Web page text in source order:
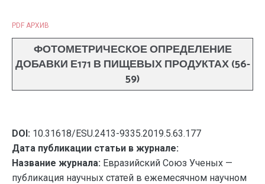
PDF АРХИВ
ФОТОМЕТРИЧЕСКОЕ ОПРЕДЕЛЕНИЕ
ДОБАВКИ Е171 В ПИЩЕВЫХ ПРОДУКТАХ (56-
59)
DOI: 10.31618/ESU.2413-9335.2019.5.63.177
Дата публикации статьи в журнале:
Название журнала: Евразийский Союз Ученых —
публикация научных статей в ежемесячном научном